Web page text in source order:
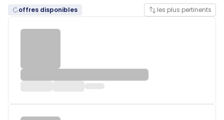
offres disponibles les plus pertinents